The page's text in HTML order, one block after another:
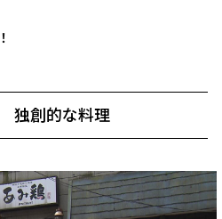
独創的な料理